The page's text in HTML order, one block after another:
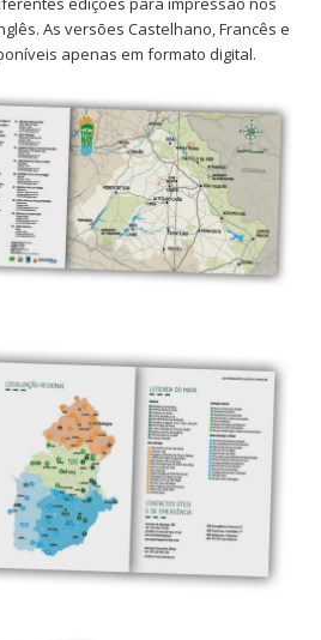
As versões Castelhano, Francês e
apenas em formato digital.